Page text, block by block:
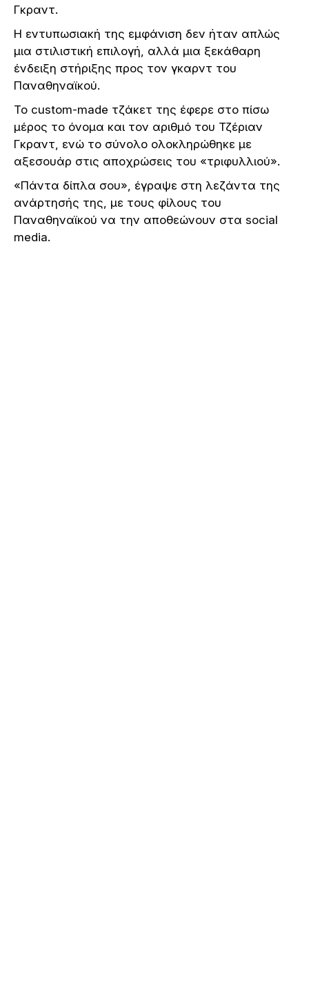
Γκραντ.
Η εντυπωσιακή της εμφάνιση δεν ήταν απλώς
μια στιλιστική επιλογή, αλλά μια ξεκάθαρη
ένδειξη στήριξης προς τον γκαρντ του
Παναθηναϊκού.
Το custom-made τζάκετ της έφερε στο πίσω
μέρος το όνομα και τον αριθμό του Τζέριαν
Γκραντ, ενώ το σύνολο ολοκληρώθηκε με
αξεσουάρ στις αποχρώσεις του «τριφυλλιού».
«Πάντα δίπλα σου», έγραψε στη λεζάντα της
ανάρτησής της, με τους φίλους του
Παναθηναϊκού να την αποθεώνουν στα social
media.